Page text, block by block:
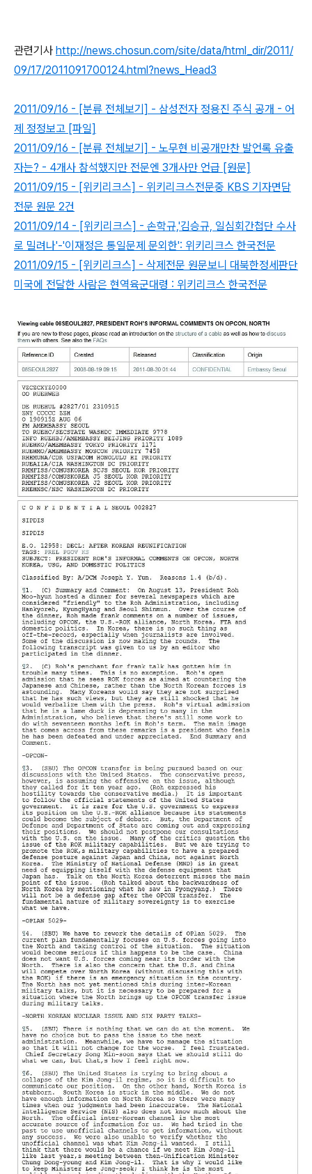
관련기사 http://news.chosun.com/site/data/html_dir/2011/
09/17/2011091700124.html?news_Head3
2011/09/16 - [분류 전체보기] - 삼성전자 정용진 주식 공개 - 어
제 정정보고 [파일]
2011/09/16 - [분류 전체보기] - 노무현 비공개만찬 발언록 유출
자는? - 4개사 참석했지만 전문엔 3개사만 언급 [원문]
2011/09/15 - [위키리크스] - 위키리크스전문중 KBS 기자면담
전문 원문 2건
2011/09/14 - [위키리크스] - 손학규,'김승규, 일심회간첩단 수사
로 밀려나'-'이재정은 통일문제 문외한': 위키리크스 한국전문
2011/09/15 - [위키리크스] - 삭제전문 원문보니 대북한정세판단
미국에 전달한 사람은 현역육군대령 : 위키리크스 한국전문